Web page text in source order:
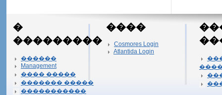
�
���������
������
Management
���� �����
������� �����
�����������
����
Cosmores Login
Atlantida Login